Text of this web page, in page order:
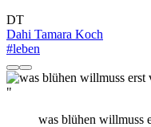
DT
Dahi Tamara Koch
#leben
"
was blühen willmuss